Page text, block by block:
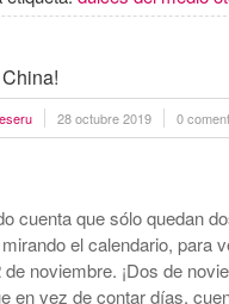
28 octubre 2019 0
cuenta que sólo quedan
el calendario, para
noviembre. ¡Dos de
en vez de contar días,